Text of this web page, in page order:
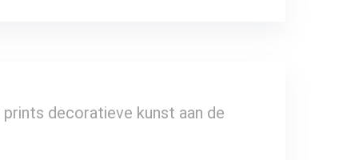
decoratieve kunst aan de